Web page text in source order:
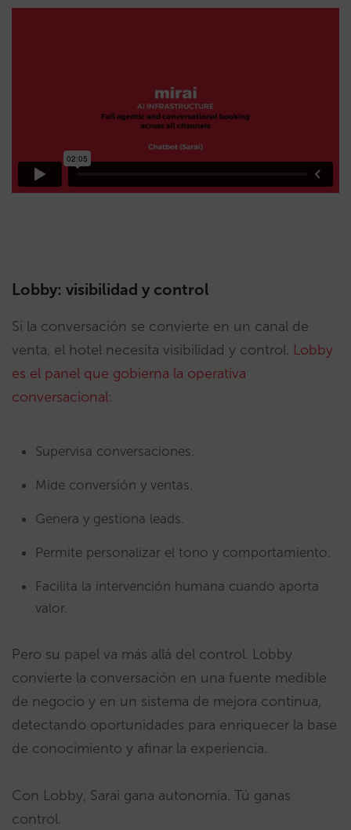
Lobby: visibilidad y control
Si la conversación se convierte en un canal de
venta, el hotel necesita visibilidad y control. Lobby
es el panel que gobierna la operativa
conversacional:
Supervisa conversaciones.
Mide conversión y ventas.
Genera y gestiona leads.
Permite personalizar el tono y comportamiento.
Facilita la intervención humana cuando aporta
valor.
Pero su papel va más allá del control. Lobby
convierte la conversación en una fuente medible
de negocio y en un sistema de mejora continua,
detectando oportunidades para enriquecer la base
de conocimiento y afinar la experiencia.
Con Lobby, Sarai gana autonomía. Tú ganas
control.